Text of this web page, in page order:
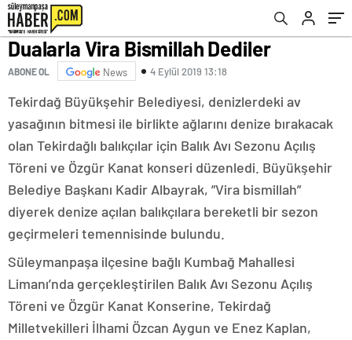
Dualarla Vira Bismillah Dediler
ABONE OL News 4 Eylül 2019 13:18
Tekirdağ Büyükşehir Belediyesi, denizlerdeki av
yasağının bitmesi ile birlikte ağlarını denize bırakacak
olan Tekirdağlı balıkçılar için Balık Avı Sezonu Açılış
Töreni ve Özgür Kanat konseri düzenledi. Büyükşehir
Belediye Başkanı Kadir Albayrak, ”Vira bismillah”
diyerek denize açılan balıkçılara bereketli bir sezon
geçirmeleri temennisinde bulundu.
Süleymanpaşa ilçesine bağlı Kumbağ Mahallesi
Limanı’nda gerçekleştirilen Balık Avı Sezonu Açılış
Töreni ve Özgür Kanat Konserine, Tekirdağ
Milletvekilleri İlhami Özcan Aygun ve Enez Kaplan,